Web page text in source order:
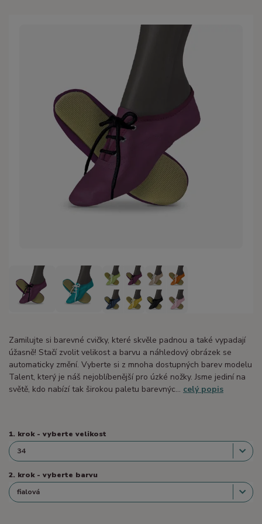
Zamilujte si barevné cvičky, které skvěle padnou a také vypadají
úžasně! Stačí zvolit velikost a barvu a náhledový obrázek se
automaticky změní. Vyberte si z mnoha dostupných barev modelu
Talent, který je náš nejoblíbenější pro úzké nožky. Jsme jediní na
světě, kdo nabízí tak širokou paletu barevnýc... celý popis
1. krok - vyberte velikost
2. krok - vyberte barvu